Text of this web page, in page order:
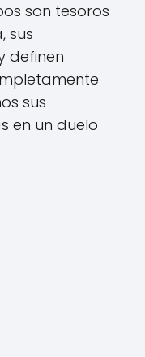
son tesoros
sus
definen
sus
en un duelo